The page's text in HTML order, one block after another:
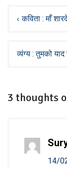
navigation
कविता : माँ
व्यंग्य : तुमको
3 thoughts
14/